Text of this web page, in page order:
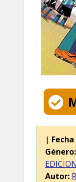
|
Género:
Autor: